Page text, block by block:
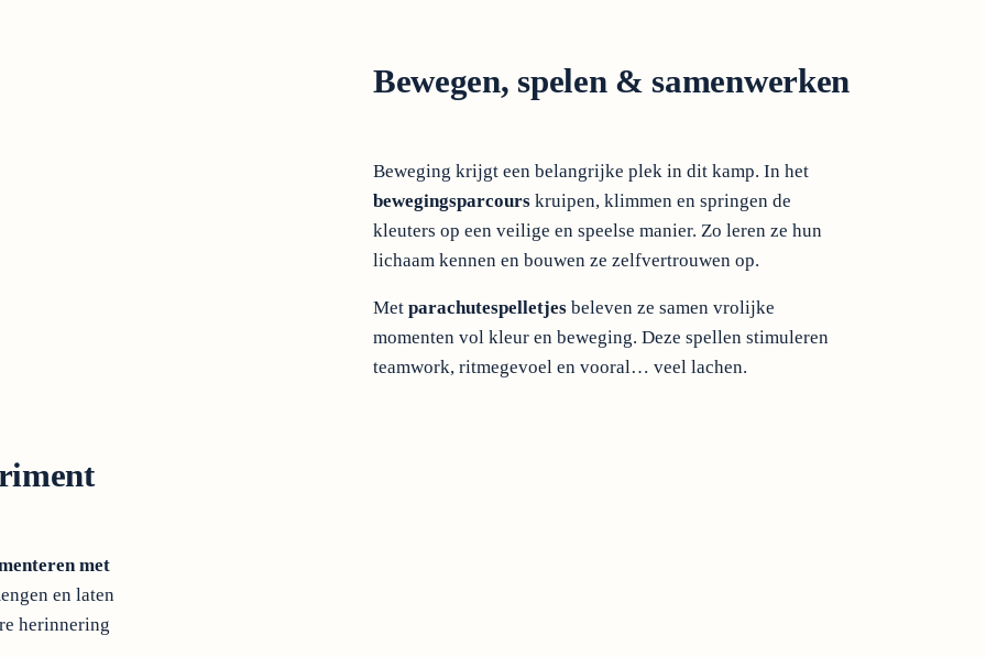
Bewegen, spelen & samenwerken
Beweging krijgt een belangrijke plek in dit kamp. In het
bewegingsparcours kruipen, klimmen en springen de
kleuters op een veilige en speelse manier. Zo leren ze hun
lichaam kennen en bouwen ze zelfvertrouwen op.
Met parachutespelletjes beleven ze samen vrolijke
momenten vol kleur en beweging. Deze spellen stimuleren
teamwork, ritmegevoel en vooral… veel lachen.
met
en laten
herinnering